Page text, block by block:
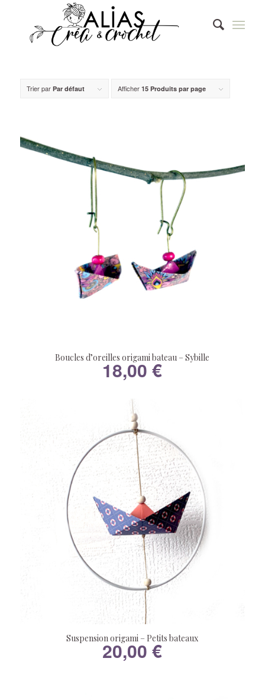
Trier par Par défaut Afficher 15 Produits par page
Boucles d’oreilles origami bateau – Sybille
18,00€
Suspension origami – Petits bateaux
20,00€